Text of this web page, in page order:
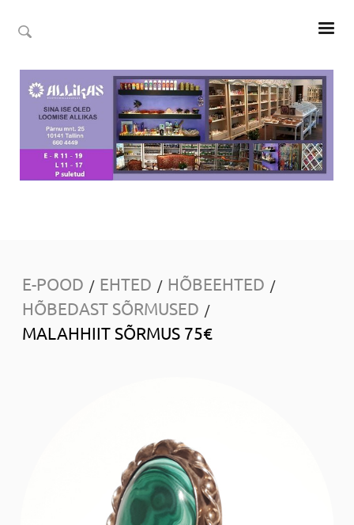
E-POOD / EHTED / HÕBEEHTED /
HÕBEDAST SÕRMUSED /
MALAHHIIT SÕRMUS 75€